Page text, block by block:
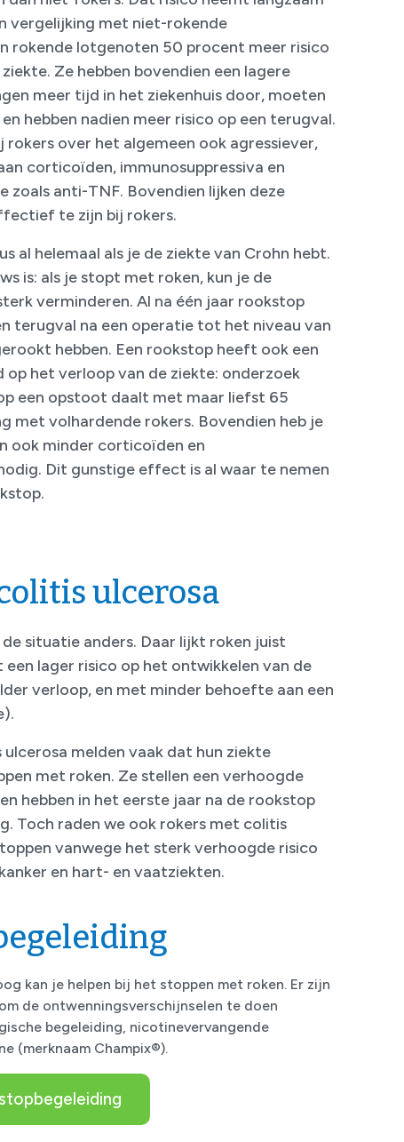
vergelijking met niet-rokende
rokende lotgenoten 50 procent meer risico
Ze hebben bovendien een lagere
meer tijd in het ziekenhuis door, moeten
hebben nadien meer risico op een terugval.
rokers over het algemeen ook agressiever,
corticoïden, immunosuppressiva en
zoals anti-TNF. Bovendien lijken deze
te zijn bij rokers.
al helemaal als je de ziekte van Crohn hebt.
is: als je stopt met roken, kun je de
verminderen. Al na één jaar rookstop
terugval na een operatie tot het niveau van
hebben. Een rookstop heeft ook een
op het verloop van de ziekte: onderzoek
een opstoot daalt met maar liefst 65
met volhardende rokers. Bovendien heb je
ook minder corticoïden en
Dit gunstige effect is al waar te nemen
ulcerosa
de situatie anders. Daar lijkt roken juist
lager risico op het ontwikkelen van de
verloop, en met minder behoefte aan een
melden vaak dat hun ziekte
met roken. Ze stellen een verhoogde
hebben in het eerste jaar na de rookstop
Toch raden we ook rokers met colitis
vanwege het sterk verhoogde risico
en hart- en vaatziekten.
kan je helpen bij het stoppen met roken. Er zijn
de ontwenningsverschijnselen te doen
begeleiding, nicotinevervangende
(merknaam Champix®).